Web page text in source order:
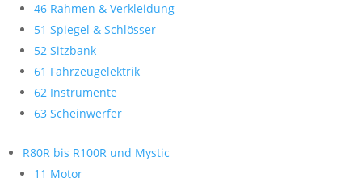
46 Rahmen & Verkleidung
51 Spiegel & Schlösser
52 Sitzbank
61 Fahrzeugelektrik
62 Instrumente
63 Scheinwerfer
R80R bis R100R und Mystic
11 Motor